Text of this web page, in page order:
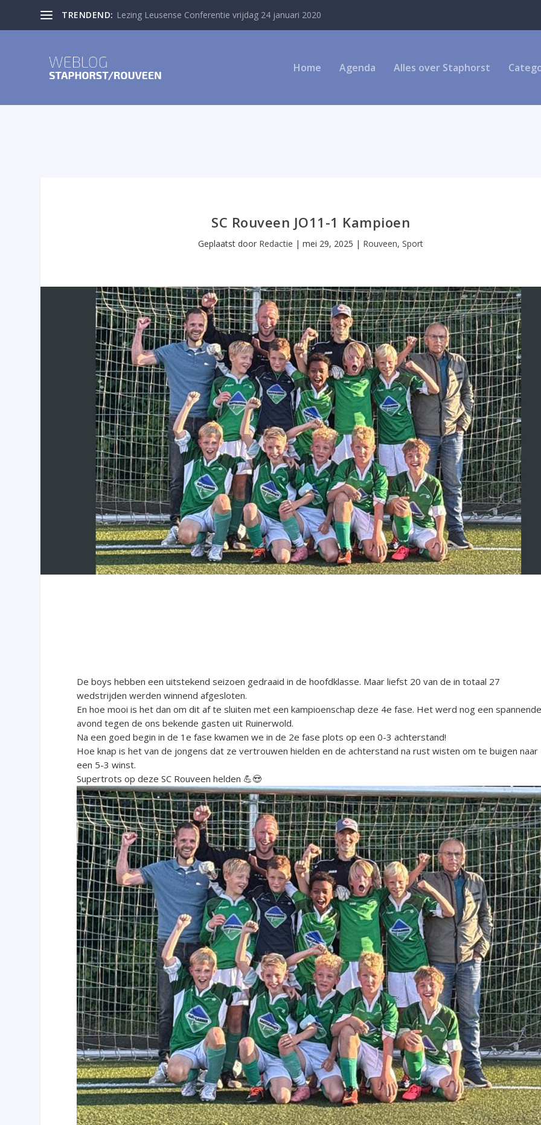
TRENDEND: Lezing Leusense Conferentie vrijdag 24 januari 2020
Home Agenda Alles over Staphorst
SC Rouveen JO11-1 Kampioen
Geplaatst door Redactie |mei 29, 2025 | Rouveen,Sport
De boys hebben een uitstekend seizoen gedraaid in de hoofdklasse. Maar liefst 20 van de in totaal 27
wedstrijden werden winnend afgesloten.
En hoe mooi is het dan om dit af te sluiten met een kampioenschap deze 4e fase. Het werd nog een
avond tegen de ons bekende gasten uit Ruinerwold.
Na een goed begin in de 1e fase kwamen we in de 2e fase plots op een 0-3 achterstand!
Hoe knap is het van de jongens dat ze vertrouwen hielden en de achterstand na rust wisten om te buigen naar
een 5-3 winst.
Supertrots op deze SC Rouveen helden 💪😍